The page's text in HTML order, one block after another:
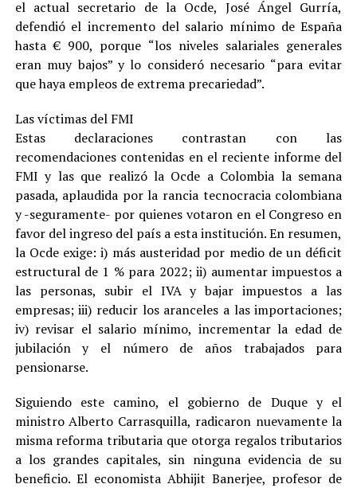
el actual secretario de la Ocde, José Ángel Gurría,
defendió el incremento del salario mínimo de España
hasta € 900, porque “los niveles salariales generales
eran muy bajos” y lo consideró necesario “para evitar
que haya empleos de extrema precariedad”.
Las víctimas del FMI
Estas declaraciones contrastan con las
recomendaciones contenidas en el reciente informe del
FMI y las que realizó la Ocde a Colombia la semana
pasada, aplaudida por la rancia tecnocracia colombiana
y -seguramente- por quienes votaron en el Congreso en
favor del ingreso del país a esta institución. En resumen,
la Ocde exige: i) más austeridad por medio de un déficit
estructural de 1 % para 2022; ii) aumentar impuestos a
las personas, subir el IVA y bajar impuestos a las
empresas; iii) reducir los aranceles a las importaciones;
iv) revisar el salario mínimo, incrementar la edad de
jubilación y el número de años trabajados para
pensionarse.
Siguiendo este camino, el gobierno de Duque y el
ministro Alberto Carrasquilla, radicaron nuevamente la
misma reforma tributaria que otorga regalos tributarios
a los grandes capitales, sin ninguna evidencia de su
beneficio. El economista Abhijit Banerjee, profesor de